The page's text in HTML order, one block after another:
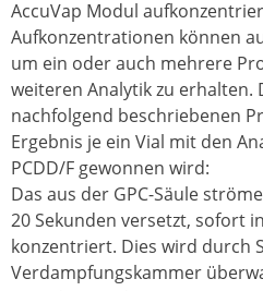
AccuVap Modul
Aufkonzentrationen können
um ein oder auch mehrere
weiteren Analytik zu erhalten.
nachfolgend beschriebenen
Ergebnis je ein Vial mit den
PCDD/F gewonnen wird:
Das aus der GPC-Säule
20 Sekunden versetzt, sofort
konzentriert. Dies wird durch
Verdampfungskammer